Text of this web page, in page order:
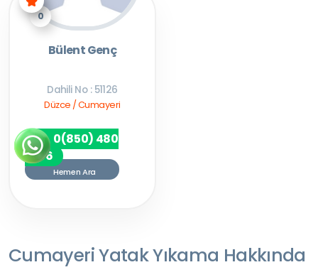
0
Bülent Genç
Dahili No : 51126
Düzce / Cumayeri
0(850) 480
7256
Hemen Ara
Cumayeri Yatak Yıkama Hakkında